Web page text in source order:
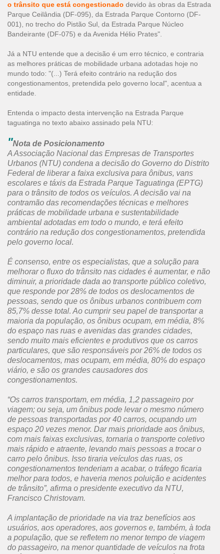
o trânsito que está congestionado devido às obras da Estrada
Parque Ceilândia (DF-095), da Estrada Parque Contorno (DF-
001), no trecho do Pistão Sul, da Estrada Parque Núcleo
Bandeirante (DF-075) e da Avenida Hélio Prates".
Já a NTU entende que a decisão é um erro técnico, e contraria
as melhores práticas de mobilidade urbana adotadas hoje no
mundo todo: "(...) Terá efeito contrário na redução dos
congestionamentos, pretendida pelo governo local", acentua a
entidade.
Entenda o impacto desta intervenção na Estrada Parque
taguatinga no texto abaixo assinado pela NTU:
"Nota de Posicionamento
A Associação Nacional das Empresas de Transportes
Urbanos (NTU) condena a decisão do Governo do Distrito
Federal de liberar a faixa exclusiva para ônibus, vans
escolares e táxis da Estrada Parque Taguatinga (EPTG)
para o trânsito de todos os veículos. A decisão vai na
contramão das recomendações técnicas e melhores
práticas de mobilidade urbana e sustentabilidade
ambiental adotadas em todo o mundo, e terá efeito
contrário na redução dos congestionamentos, pretendida
pelo governo local.
É consenso, entre os especialistas, que a solução para
melhorar o fluxo do trânsito nas cidades é aumentar, e não
diminuir, a prioridade dada ao transporte público coletivo,
que responde por 28% de todos os deslocamentos de
pessoas, sendo que os ônibus urbanos contribuem com
85,7% desse total. Ao cumprir seu papel de transportar a
maioria da população, os ônibus ocupam, em média, 8%
do espaço nas ruas e avenidas das grandes cidades,
sendo muito mais eficientes e produtivos que os carros
particulares, que são responsáveis por 26% de todos os
deslocamentos, mas ocupam, em média, 80% do espaço
viário, e são os grandes causadores dos
congestionamentos.
“Os carros transportam, em média, 1,2 passageiro por
viagem; ou seja, um ônibus pode levar o mesmo número
de pessoas transportadas por 40 carros, ocupando um
espaço 20 vezes menor. Dar mais prioridade aos ônibus,
com mais faixas exclusivas, tornaria o transporte coletivo
mais rápido e atraente, levando mais pessoas a trocar o
carro pelo ônibus. Isso tiraria veículos das ruas, os
congestionamentos tenderiam a acabar, o tráfego ficaria
melhor para todos, e haveria menos poluição e acidentes
de trânsito”, afirma o presidente executivo da NTU,
Francisco Christovam.
A implantação de prioridade na via traz benefícios aos
usuários, aos operadores, aos governos e, também, à toda
a população, que se refletem no menor tempo de viagem
do passageiro, na menor quantidade de veículos na frota